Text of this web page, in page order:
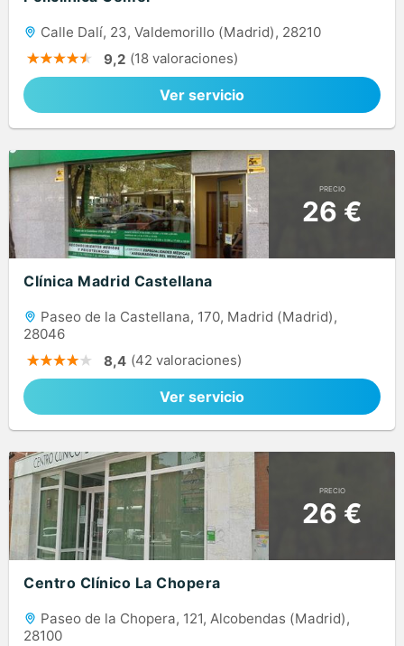
Calle Dalí, 23, Valdemorillo (Madrid), 28210
9,2 (18 valoraciones)
Ver servicio
PRECIO
26 €
Clínica Madrid Castellana
Paseo de la Castellana, 170, Madrid (Madrid),
28046
8,4 (42 valoraciones)
Ver servicio
PRECIO
26 €
Centro Clínico La Chopera
Paseo de la Chopera, 121, Alcobendas (Madrid),
28100